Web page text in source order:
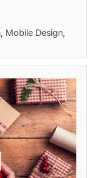
Mobile Design,